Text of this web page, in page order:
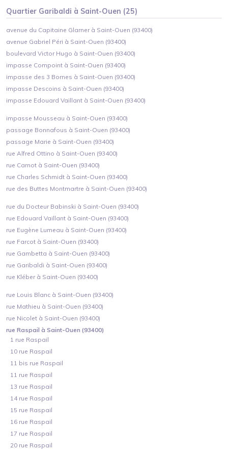
Quartier Garibaldi à Saint-Ouen (25)
avenue du Capitaine Glarner à Saint-Ouen (93400)
avenue Gabriel Péri à Saint-Ouen (93400)
boulevard Victor Hugo à Saint-Ouen (93400)
impasse Compoint à Saint-Ouen (93400)
impasse des 3 Bornes à Saint-Ouen (93400)
impasse Descoins à Saint-Ouen (93400)
impasse Edouard Vaillant à Saint-Ouen (93400)
impasse Mousseau à Saint-Ouen (93400)
passage Bonnafous à Saint-Ouen (93400)
passage Marie à Saint-Ouen (93400)
rue Alfred Ottino à Saint-Ouen (93400)
rue Carnot à Saint-Ouen (93400)
rue Charles Schmidt à Saint-Ouen (93400)
rue des Buttes Montmartre à Saint-Ouen (93400)
rue du Docteur Babinski à Saint-Ouen (93400)
rue Edouard Vaillant à Saint-Ouen (93400)
rue Eugène Lumeau à Saint-Ouen (93400)
rue Farcot à Saint-Ouen (93400)
rue Gambetta à Saint-Ouen (93400)
rue Garibaldi à Saint-Ouen (93400)
rue Kléber à Saint-Ouen (93400)
rue Louis Blanc à Saint-Ouen (93400)
rue Mathieu à Saint-Ouen (93400)
rue Nicolet à Saint-Ouen (93400)
rue Raspail à Saint-Ouen (93400)
1 rue Raspail
10 rue Raspail
11 bis rue Raspail
11 rue Raspail
13 rue Raspail
14 rue Raspail
15 rue Raspail
16 rue Raspail
17 rue Raspail
20 rue Raspail